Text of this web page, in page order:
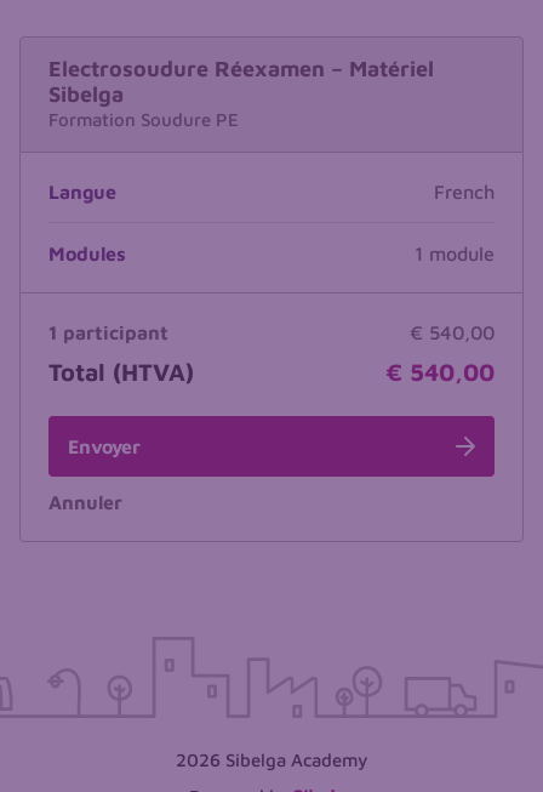
Electrosoudure Réexamen – Matériel
Sibelga
Formation Soudure PE
Langue French
Modules 1 module
1 participant € 540,00
Total (HTVA) € 540,00
Envoyer
Annuler
2026 Sibelga Academy